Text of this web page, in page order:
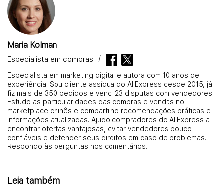
Maria Kolman
Especialista em compras
Especialista em marketing digital e autora com 10 anos de
experiência. Sou cliente assídua do AliExpress desde 2015, já
fiz mais de 350 pedidos e venci 23 disputas com vendedores.
Estudo as particularidades das compras e vendas no
marketplace chinês e compartilho recomendações práticas e
informações atualizadas. Ajudo compradores do AliExpress a
encontrar ofertas vantajosas, evitar vendedores pouco
confiáveis e defender seus direitos em caso de problemas.
Respondo às perguntas nos comentários.
Leia também